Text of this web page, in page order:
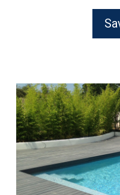
Pose
d’une
monocoque
vinylester
proche
de
Béziers